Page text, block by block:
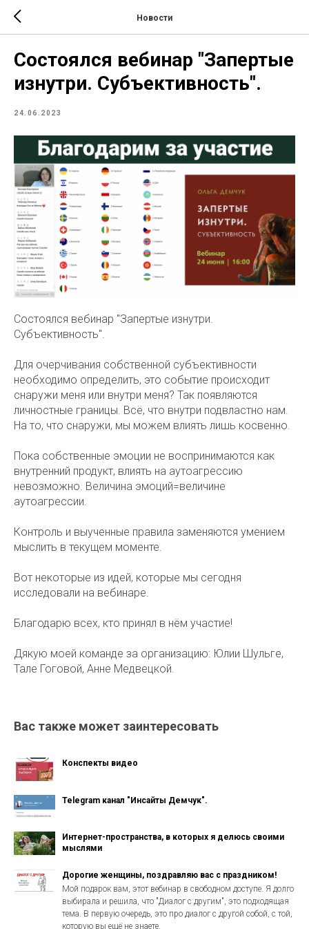
Новости
Состоялся вебинар "Запертые
изнутри. Субъективность".
24.06.2023
Состоялся вебинар "Запертые изнутри.
Субъективность".
Для очерчивания собственной субъективности
необходимо определить, это событие происходит
снаружи меня или внутри меня? Так появляются
личностные границы. Всё, что внутри подвластно нам.
На то, что снаружи, мы можем влиять лишь косвенно.
Пока собственные эмоции не воспринимаются как
внутренний продукт, влиять на аутоагрессию
невозможно. Величина эмоций=величине
аутоагрессии.
Контроль и выученные правила заменяются умением
мыслить в текущем моменте.
Вот некоторые из идей, которые мы сегодня
исследовали на вебинаре.
Благодарю всех, кто принял в нём участие!
Дякую моей команде за организацию: Юлии Шульге,
Тале Гоговой, Анне Медвецкой.
Вас также может заинтересовать
Конспекты видео
Telegram канал "Инсайты Демчук".
Интернет-пространства, в которых я делюсь своими
мыслями
Дорогие женщины, поздравляю вас с праздником!
Мой подарок вам, этот вебинар в свободном доступе. Я долго
выбирала и решила, что "Диалог с другим", это подходящая
тема. В первую очередь, это про диалог с другой собой, с той,
которую вы ещё не знаете.